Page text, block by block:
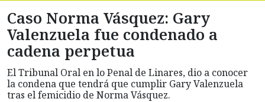
Caso Norma Vásquez: Gary
Valenzuela fue condenado a
cadena perpetua
El Tribunal Oral en lo Penal de Linares, dio a conocer
la condena que tendrá que cumplir Gary Valenzuela
tras el femicidio de Norma Vásquez.